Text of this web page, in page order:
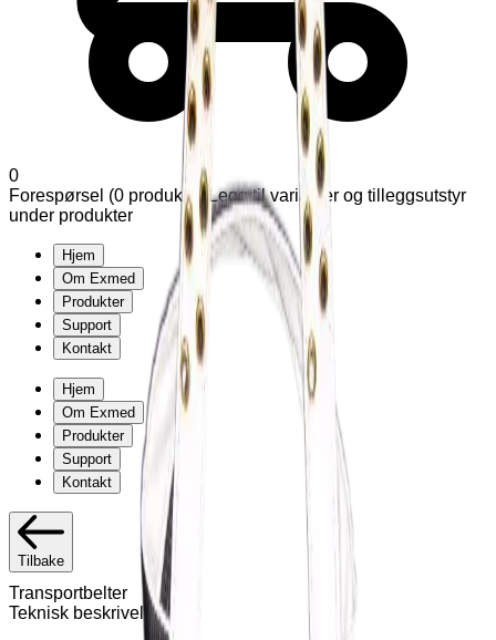
0
Forespørsel (0 produkter)Legg til varianter og tilleggsutstyr
under produkter
Hjem
Om Exmed
Produkter
Support
Kontakt
Hjem
Om Exmed
Produkter
Support
Kontakt
Tilbake
Transportbelter
Teknisk beskrivelse